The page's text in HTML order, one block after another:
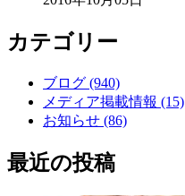
カテゴリー
ブログ (940)
メディア掲載情報 (15)
お知らせ (86)
最近の投稿